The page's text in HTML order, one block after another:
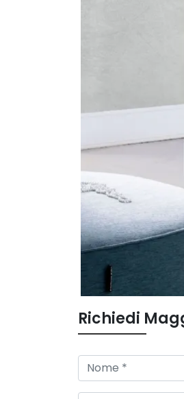
Richiedi